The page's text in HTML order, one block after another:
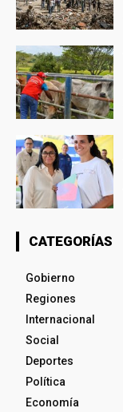
CATEGORÍAS
Gobierno
Regiones
Internacional
Social
Deportes
Política
Economía